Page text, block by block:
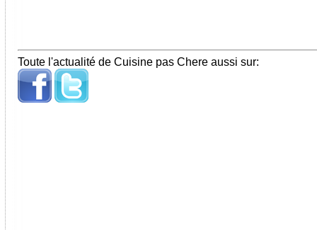
Toute l'actualité de Cuisine pas Chere aussi sur: